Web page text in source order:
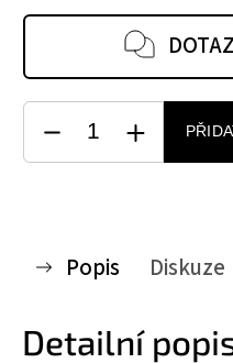
Popis Diskuze
Detailní